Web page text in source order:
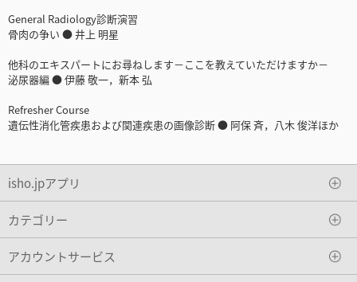
General Radiology診断演習
骨肉の争い ● 井上 明星
他科のエキスパートにお尋ねします－ここを教えていただけますか－
泌尿器編 ● 伊藤 敬一，新本 弘
Refresher Course
遺伝性消化管疾患および関連疾患の画像診断 ● 阿保 斉，八木 俊洋ほか
isho.jpアプリ
カテゴリー
アカウントサービス